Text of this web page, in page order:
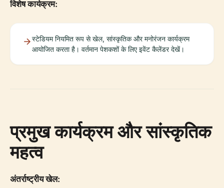
विशेष कार्यक्रम:
स्टेडियम नियमित रूप से खेल, सांस्कृतिक और मनोरंजन कार्यक्रम
आयोजित करता है। वर्तमान पेशकशों के लिए इवेंट कैलेंडर देखें।
प्रमुख कार्यक्रम और सांस्कृतिक
महत्व
अंतर्राष्ट्रीय खेल: